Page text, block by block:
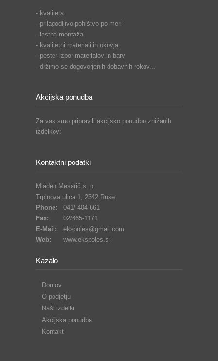
- kvaliteta
- prilagodljivo pohištvo po meri
- lastna montaža
- kvalitetni materiali in okovja
- pester izbor materialov in barv
- držimo se dogovorjenih dobavnih rokov...
Akcijska ponudba
Za vas smo pripravili akcijsko ponudbo znižanih
izdelkov:
Kontaktni podatki
Mladen Mesarič s. p.
Trpinova ulica 1, 2342 Ruše
Phone:
041/ 404-661
Fax:
02/665-1171
E-Mail:
ekspoles@gmail.com
Web:
www.ekspoles.si
Kazalo
Domov
O podjetju
Naši izdelki
Akcijska ponudba
Kontakt